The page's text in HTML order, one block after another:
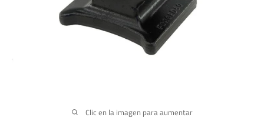
Clic en la imagen para aumentar